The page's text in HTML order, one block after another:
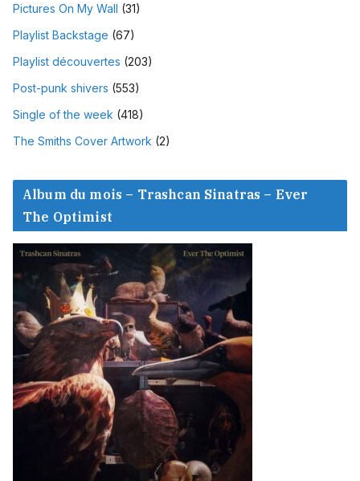
Pictures On My Wall (31)
Playlist Backstage (67)
Playlist découvertes (203)
Post-punk shivers (553)
Single of the week (418)
The Smiths Cover Artwork (2)
Album du mois – Trashcan Sinatras – Ever
The Optimist